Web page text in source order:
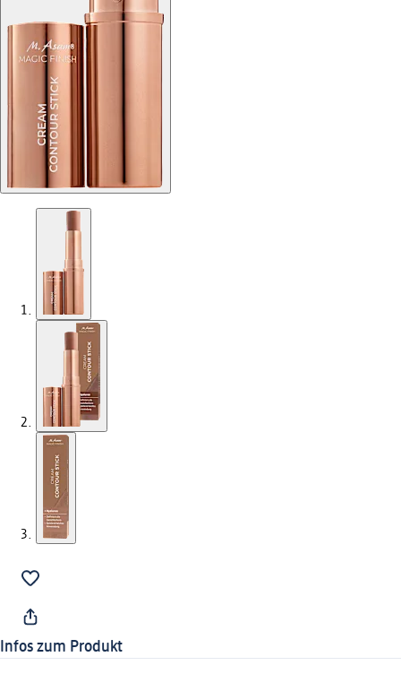
Infos zum Produkt